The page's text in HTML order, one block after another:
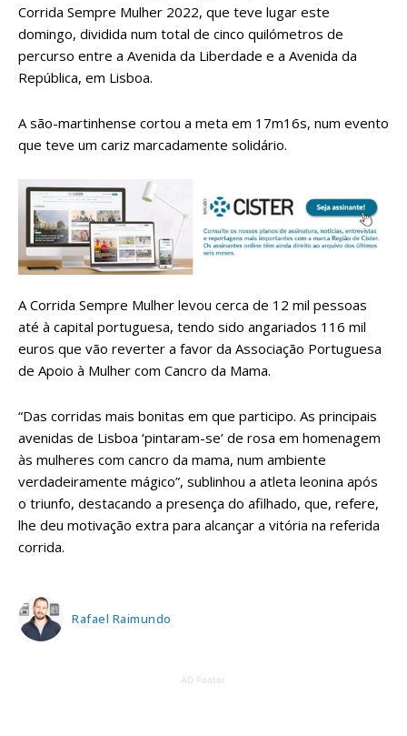
Corrida Sempre Mulher 2022, que teve lugar este
domingo, dividida num total de cinco quilómetros de
percurso entre a Avenida da Liberdade e a Avenida da
República, em Lisboa.
A são-martinhense cortou a meta em 17m16s, num evento
que teve um cariz marcadamente solidário.
A Corrida Sempre Mulher levou cerca de 12 mil pessoas
até à capital portuguesa, tendo sido angariados 116 mil
euros que vão reverter a favor da Associação Portuguesa
de Apoio à Mulher com Cancro da Mama.
“Das corridas mais bonitas em que participo. As principais
avenidas de Lisboa ‘pintaram-se’ de rosa em homenagem
às mulheres com cancro da mama, num ambiente
verdadeiramente mágico”, sublinhou a atleta leonina após
o triunfo, destacando a presença do afilhado, que, refere,
lhe deu motivação extra para alcançar a vitória na referida
corrida.
Rafael Raimundo
AD Footer